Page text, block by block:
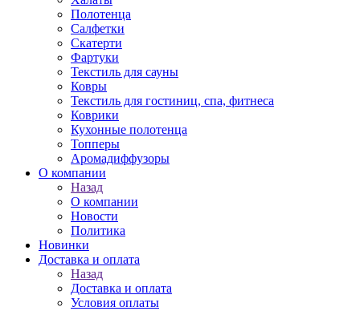
Полотенца
Салфетки
Скатерти
Фартуки
Текстиль для сауны
Ковры
Текстиль для гостиниц, спа, фитнеса
Коврики
Кухонные полотенца
Топперы
Аромадиффузоры
О компании
Назад
О компании
Новости
Политика
Новинки
Доставка и оплата
Назад
Доставка и оплата
Условия оплаты